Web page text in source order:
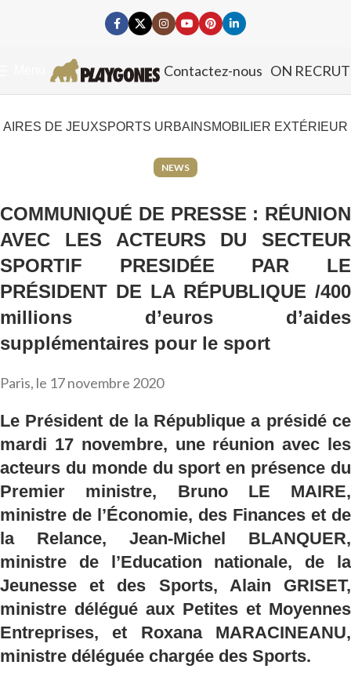
Contactez-nous ON
AIRES DE JEUXSPORTS URBAINSMOBILIER EXTÉRIEUR
NEWS
COMMUNIQUÉ DE PRESSE : RÉUNION
AVEC LES ACTEURS DU SECTEUR
SPORTIF PRESIDÉE PAR LE
PRÉSIDENT DE LA RÉPUBLIQUE /400
millions d’euros d’aides
supplémentaires pour le sport
Paris, le 17 novembre 2020
Le Président de la République a présidé ce
mardi 17 novembre, une réunion avec les
acteurs du monde du sport en présence du
Premier ministre, Bruno LE MAIRE,
ministre de l’Économie, des Finances et de
la Relance, Jean-Michel BLANQUER,
ministre de l’Education nationale, de la
Jeunesse et des Sports, Alain GRISET,
ministre délégué aux Petites et Moyennes
Entreprises, et Roxana MARACINEANU,
ministre déléguée chargée des Sports.